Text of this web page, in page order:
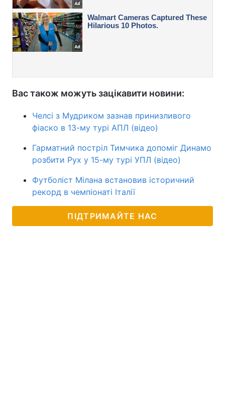
Вас також можуть зацікавити новини:
Челсі з Мудриком зазнав принизливого
фіаско в 13-му турі АПЛ (відео)
Гарматний постріл Тимчика допоміг Динамо
розбити Рух у 15-му турі УПЛ (відео)
Футболіст Мілана встановив історичний
рекорд в чемпіонаті Італії
ПІДТРИМАЙТЕ НАС